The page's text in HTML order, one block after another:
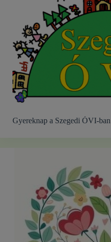
Gyereknap a Szegedi ÓVI-ban